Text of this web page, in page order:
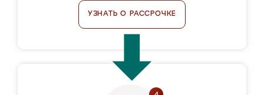
УЗНАТЬ О РАССРОЧКЕ